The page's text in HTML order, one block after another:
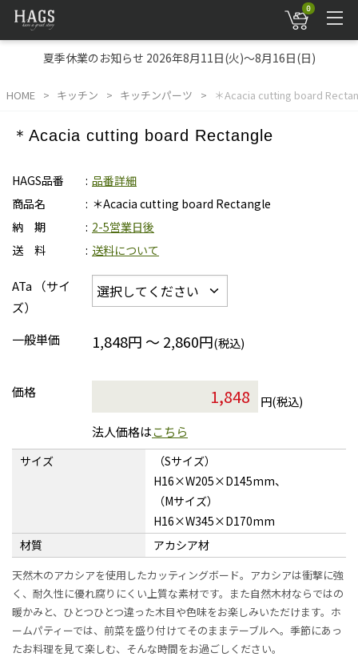
0
夏季休業のお知らせ 2026年8月11日(火)～8月16日(日)
HOME キッチン キッチンパーツ ＊Acacia cutting board
＊Acacia cutting board Rectangle
HAGS品番
品番詳細
商品名
＊Acacia cutting board Rectangle
納 期
2-5営業日後
送 料
送料について
ATa （サイ
ズ）
一般単価
1,848円 ～ 2,860円(税込)
価格
円(税込)
法人価格はこちら
サイズ
（Sサイズ）
H16×W205×D145mm、
（Mサイズ）
H16×W345×D170mm
材質
アカシア材
天然木のアカシアを使用したカッティングボード。アカシアは衝撃に強
く、耐久性に優れ腐りにくい上質な素材です。また自然木材ならではの
暖かみと、ひとつひとつ違った木目や色味をお楽しみいただけます。ホ
ームパティーでは、前菜を盛り付けてそのままテーブルへ。季節にあっ
たお料理を見て楽しむ、そんな時間をお過ごしください。